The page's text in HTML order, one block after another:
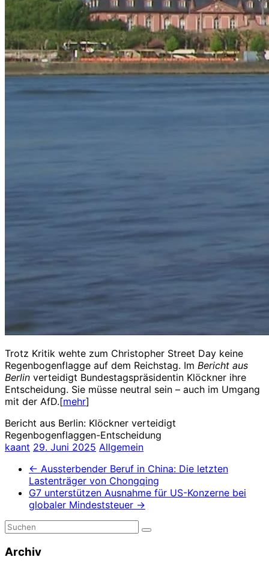
Trotz Kritik wehte zum Christopher Street Day keine
Regenbogenflagge auf dem Reichstag. Im Bericht aus
Berlin verteidigt Bundestagspräsidentin Klöckner ihre
Entscheidung. Sie müsse neutral sein – auch im Umgang
mit der AfD.[mehr]
Bericht aus Berlin: Klöckner verteidigt
Regenbogenflaggen-Entscheidung
kaant 29. Juni 2025 Allgemein
← Aussterbender Beruf in China: Die letzten
Lastenträger von Chongqing
G7 unterstützen Ausnahme für US-Konzerne bei
globaler Mindeststeuer →
Archiv